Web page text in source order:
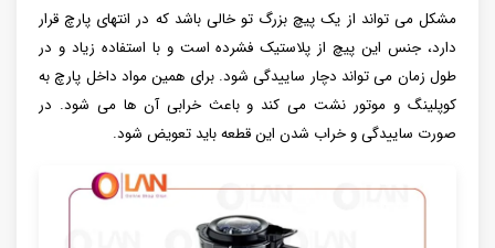
مشکل می تواند از یک پیچ بزرگ تو خالی باشد که در انتهای پارچ قرار
دارد، جنس این پیچ از پلاستیک فشرده است و با استفاده زیاد و در
طول زمان می تواند دچار ساییدگی شود. برای همین مواد داخل پارچ به
کوپلینگ و موتور نشت می کند و باعث خرابی آن ها می شود. در
صورت ساییدگی و خراب شدن این قطعه باید تعویض شود.